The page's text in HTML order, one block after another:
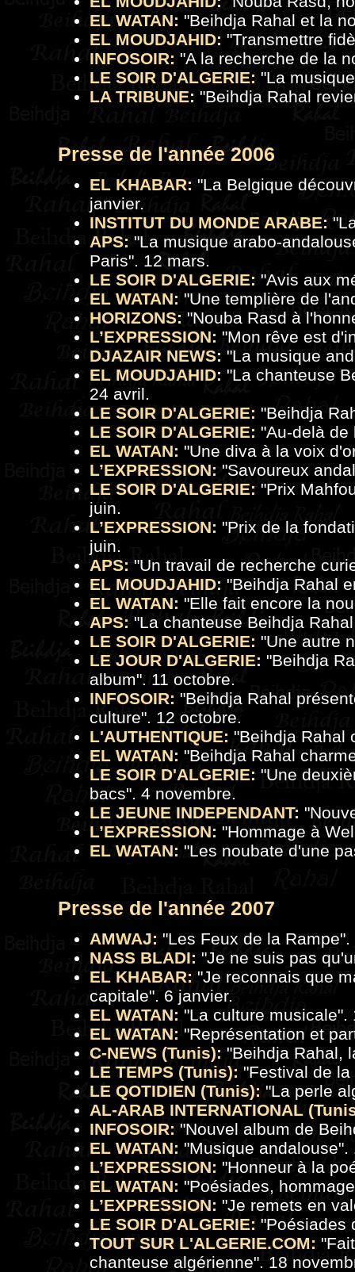
EL WATAN: "Beihdja Rahal et la
EL MOUDJAHID: "Transmettre
INFOSOIR: "A la recherche de la
LE SOIR D'ALGERIE: "La
LA TRIBUNE: "Beihdja Rahal
Presse de l'année 2006
EL KHABAR: "La Belgique
janvier.
INSTITUT DU MONDE ARABE: "
APS: "La musique arabo-
Paris". 12 mars.
LE SOIR D'ALGERIE: "Avis aux
EL WATAN: "Une templière de
HORIZONS: "Nouba Rasd à
L’EXPRESSION: "Mon rêve est
DJAZAIR NEWS: "La musique
EL MOUDJAHID: "La chanteuse
24 avril.
LE SOIR D'ALGERIE: "Beihdja
LE SOIR D'ALGERIE: "Au-delà de
EL WATAN: "Une diva à la voix
L’EXPRESSION: "Savoureux
LE SOIR D'ALGERIE: "Prix
juin.
L’EXPRESSION: "Prix de la
juin.
APS: "Un travail de recherche
EL MOUDJAHID: "Beihdja Rahal
EL WATAN: "Elle fait encore la
APS: "La chanteuse Beihdja
LE SOIR D'ALGERIE: "Une autre
LE JOUR D'ALGERIE: "Beihdja
album". 11 octobre.
INFOSOIR: "Beihdja Rahal
culture". 12 octobre.
L'AUTHENTIQUE: "Beihdja Rahal
EL WATAN: "Beihdja Rahal
LE SOIR D'ALGERIE: "Une
bacs". 4 novembre.
LE JEUNE INDEPENDANT: "
L’EXPRESSION: "Hommage à
EL WATAN: "Les noubate d'une
Presse de l'année 2007
AMWAJ: "Les Feux de la Rampe".
NASS BLADI: "Je ne suis pas
EL KHABAR: "Je reconnais que
capitale". 6 janvier.
EL WATAN: "La culture musicale".
EL WATAN: "Représentation et
C-NEWS (Tunis): "Beihdja Rahal,
LE TEMPS (Tunis): "Festival de
LE QOTIDIEN (Tunis): "La perle
AL-ARAB INTERNATIONAL
INFOSOIR: "Nouvel album de
EL WATAN: "Musique andalouse".
L’EXPRESSION: "Honneur à la
EL WATAN: "Poésiades,
L’EXPRESSION: "Je remets en
LE SOIR D'ALGERIE: "Poésiades
TOUT SUR L'ALGERIE.COM: "
chanteuse algérienne". 18